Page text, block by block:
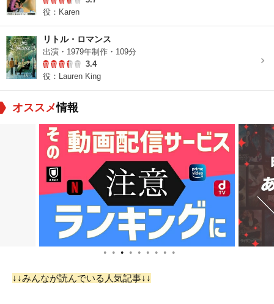
役：Karen
リトル・ロマンス
出演・1979年制作・109分
3.4
役：Lauren King
オススメ情報
● ● ● ● ● ● ● ● ●
↓↓みんなが読んでいる人気記事↓↓